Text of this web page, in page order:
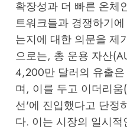
확장성과 더 빠른 온체
트워크들과 경쟁하기
는지에 대한 의문을 제
으로는, 총 운용 자산
4,200만 달러의 유출
며, 이를 두고 이더리움
선'에 진입했다고 단정
다. 이는 시장의 일시